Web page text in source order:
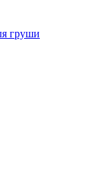
груши